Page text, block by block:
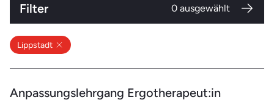
Filter 0 ausgewählt
Lippstadt
Anpassungslehrgang Ergotherapeut:in